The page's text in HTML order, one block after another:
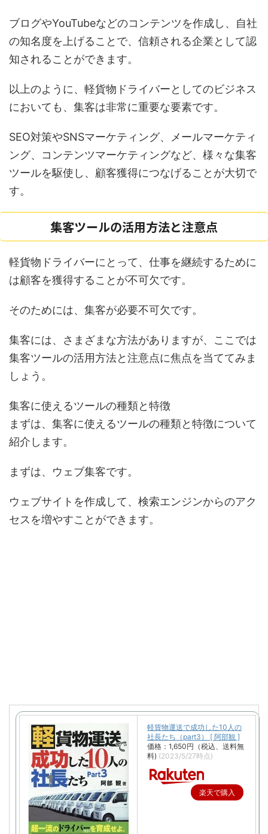
ブログやYouTubeなどのコンテンツを作成し、自社
の知名度を上げることで、信頼される企業として認
知されることができます。
以上のように、軽貨物ドライバーとしてのビジネス
においても、集客は非常に重要な要素です。
SEO対策やSNSマーケティング、メールマーケティ
ング、コンテンツマーケティングなど、様々な集客
ツールを駆使し、顧客獲得につなげることが大切で
す。
集客ツールの活用方法と注意点
軽貨物ドライバーにとって、仕事を継続するために
は顧客を獲得することが不可欠です。
そのためには、集客が必要不可欠です。
集客には、さまざまな方法がありますが、ここでは
集客ツールの活用方法と注意点に焦点を当ててみま
しょう。
集客に使えるツールの種類と特徴
まずは、集客に使えるツールの種類と特徴について
紹介します。
まずは、ウェブ集客です。
ウェブサイトを作成して、検索エンジンからのアク
セスを増やすことができます。
軽貨物運送で成功した10人の
社長たち（part3） [ 阿部観 ]
価格：1,650円（税込、送料無
料) (2023/5/27時点)
楽天で購入